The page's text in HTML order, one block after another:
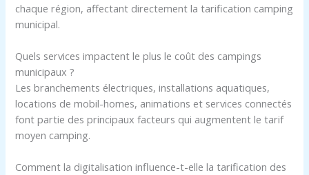
chaque région, affectant directement la tarification camping
municipal.
Quels services impactent le plus le coût des campings
municipaux ?
Les branchements électriques, installations aquatiques,
locations de mobil-homes, animations et services connectés
font partie des principaux facteurs qui augmentent le tarif
moyen camping.
Comment la digitalisation influence-t-elle la tarification des